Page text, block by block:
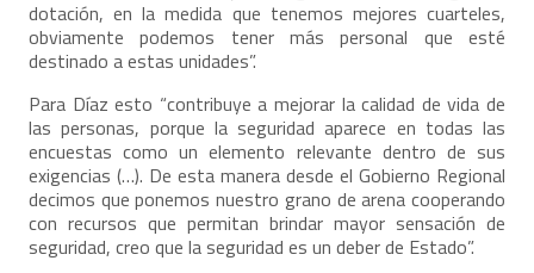
dotación, en la medida que tenemos mejores cuarteles,
obviamente podemos tener más personal que esté
destinado a estas unidades”.
Para Díaz esto “contribuye a mejorar la calidad de vida de
las personas, porque la seguridad aparece en todas las
encuestas como un elemento relevante dentro de sus
exigencias (…). De esta manera desde el Gobierno Regional
decimos que ponemos nuestro grano de arena cooperando
con recursos que permitan brindar mayor sensación de
seguridad, creo que la seguridad es un deber de Estado”.